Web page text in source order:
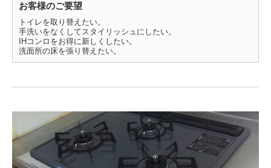
お客様のご要望
トイレを取り替えたい。
手洗いをなくしてスタイリッシュにしたい。
IHコンロをお得に新しくしたい。
洗面所の床を張り替えたい。